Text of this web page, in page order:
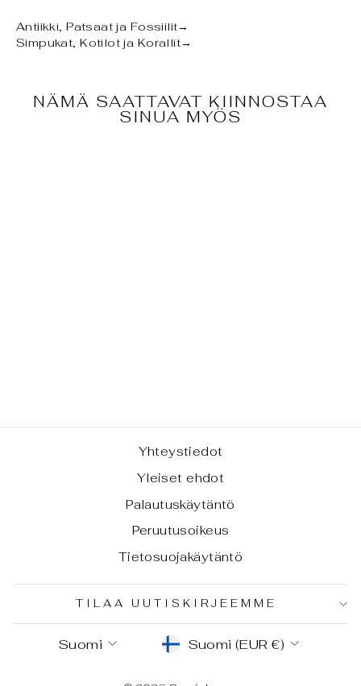
Antiikki, Patsaat ja Fossiilit→
Simpukat, Kotilot ja Korallit→
NÄMÄ SAATTAVAT KIINNOSTAA
SINUA MYÖS
Yhteystiedot
Yleiset ehdot
Palautuskäytäntö
Peruutusoikeus
Tietosuojakäytäntö
TILAA UUTISKIRJEEMME
KIELI
Suomi VALUUTTA
Suomi (EUR €)